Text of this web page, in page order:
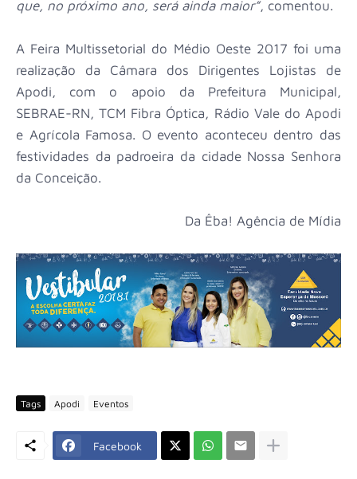
que, no próximo ano, será ainda maior”, comentou.
A Feira Multissetorial do Médio Oeste 2017 foi uma
realização da Câmara dos Dirigentes Lojistas de
Apodi, com o apoio da Prefeitura Municipal,
SEBRAE-RN, TCM Fibra Óptica, Rádio Vale do Apodi
e Agrícola Famosa. O evento aconteceu dentro das
festividades da padroeira da cidade Nossa Senhora
da Conceição.
Da Êba! Agência de Mídia
Tags Apodi Eventos
Facebook